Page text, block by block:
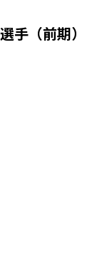
手（前期）